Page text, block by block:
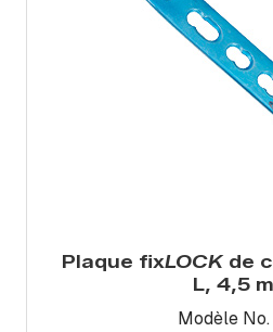
Plaque fixLOCKde
L, 4,5
Modèle No.